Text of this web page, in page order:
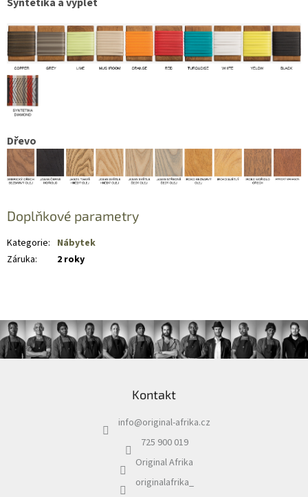
Dřevo
Doplňkové parametry
Kategorie: Nábytek
Záruka: 2 roky
Kontakt
info@original-afrika.cz
725 900 019
Original Afrika
originalafrika_